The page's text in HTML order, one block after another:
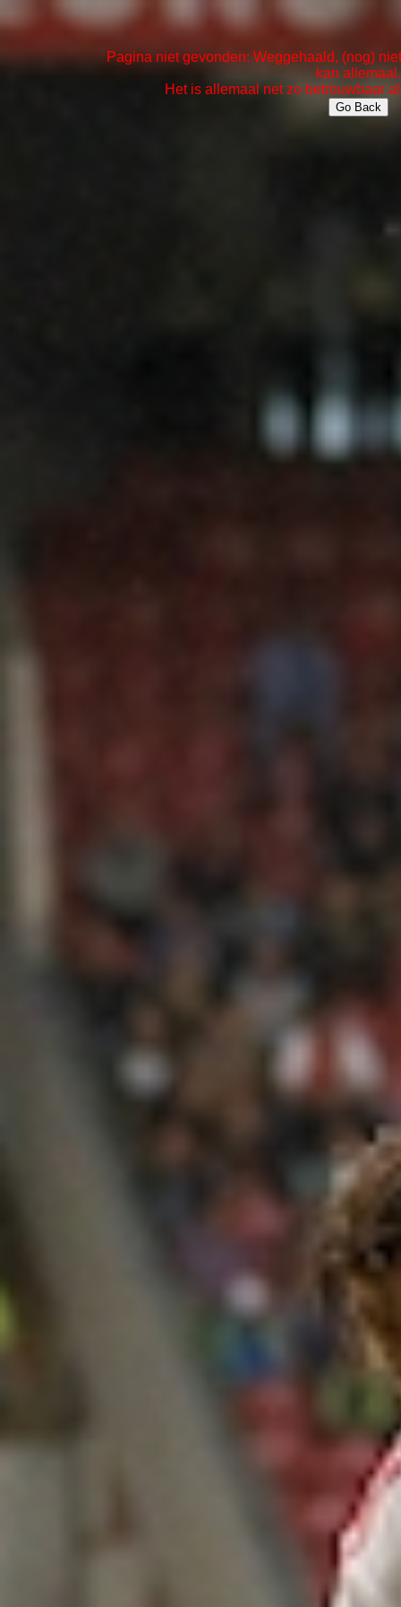
Pagina niet gevonden: Weggehaald, (nog)
kan allemaal.
Het is allemaal net zo betrouwbaar
Go Back